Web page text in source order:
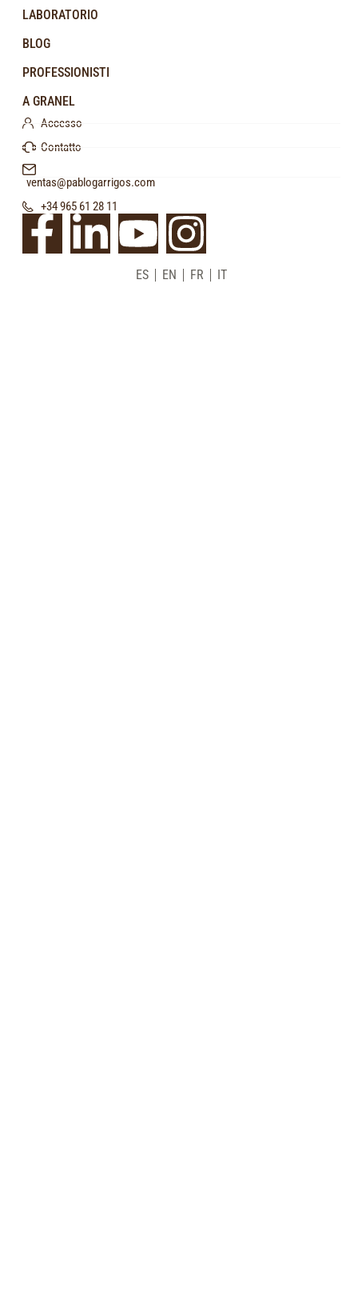
LABORATORIO
BLOG
PROFESSIONISTI
A GRANEL
Accesso
Contatto
ventas@pablogarrigos.com
+34 965 61 28 11
ES EN FR IT